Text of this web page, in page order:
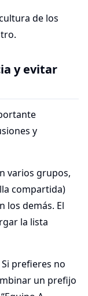
de los
y evitar
y
varios grupos,
compartida)
los demás. El
la lista
Si prefieres no
un prefijo